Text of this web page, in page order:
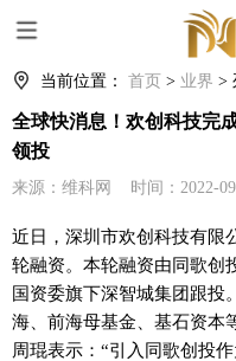
当前位置： 首页 > 业界 >
全球快消息！欢创科技完
领投
来源：维科网 时间：2022-
近日，深圳市欢创科技有限
轮融资。本轮融资由同歌创
国资委旗下深智城集团跟投
海、前海母基金、基石资本
周琨表示：“引入同歌创投